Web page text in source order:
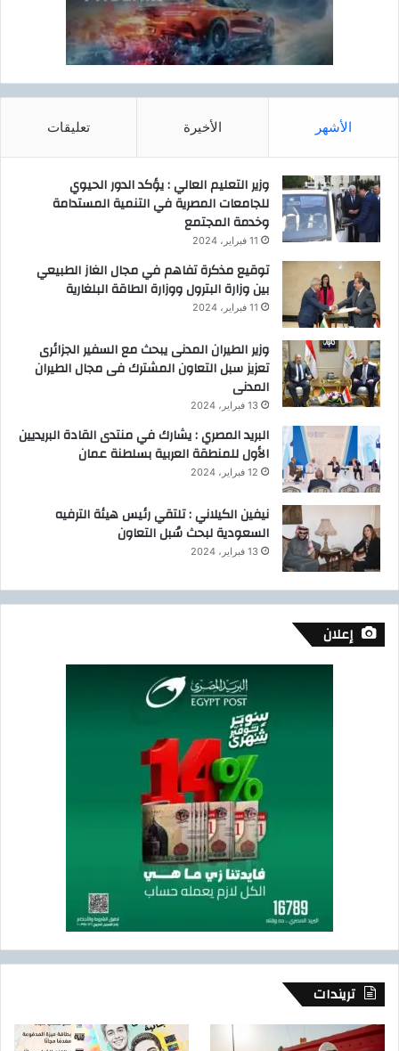
الأشهر الأخيرة تعليقات
وزير التعليم العالي : يؤكد الدور الحيوي
للجامعات المصرية في التنمية المستدامة
وخدمة المجتمع
11 فبراير، 2024
توقيع مذكرة تفاهم في مجال الغاز الطبيعي
بين وزارة البترول ووزارة الطاقة البلغارية
11 فبراير، 2024
وزير الطيران المدنى يبحث مع السفير الجزائرى
تعزيز سبل التعاون المشترك فى مجال الطيران
المدنى
13 فبراير، 2024
البريد المصري : يشارك في منتدى القادة البريديين
الأول للمنطقة العربية بسلطنة عمان
12 فبراير، 2024
نيفين الكيلاني : تلتقي رئيس هيئة الترفيه
السعودية لبحث سُبل التعاون
13 فبراير، 2024
إعلان
تريندات